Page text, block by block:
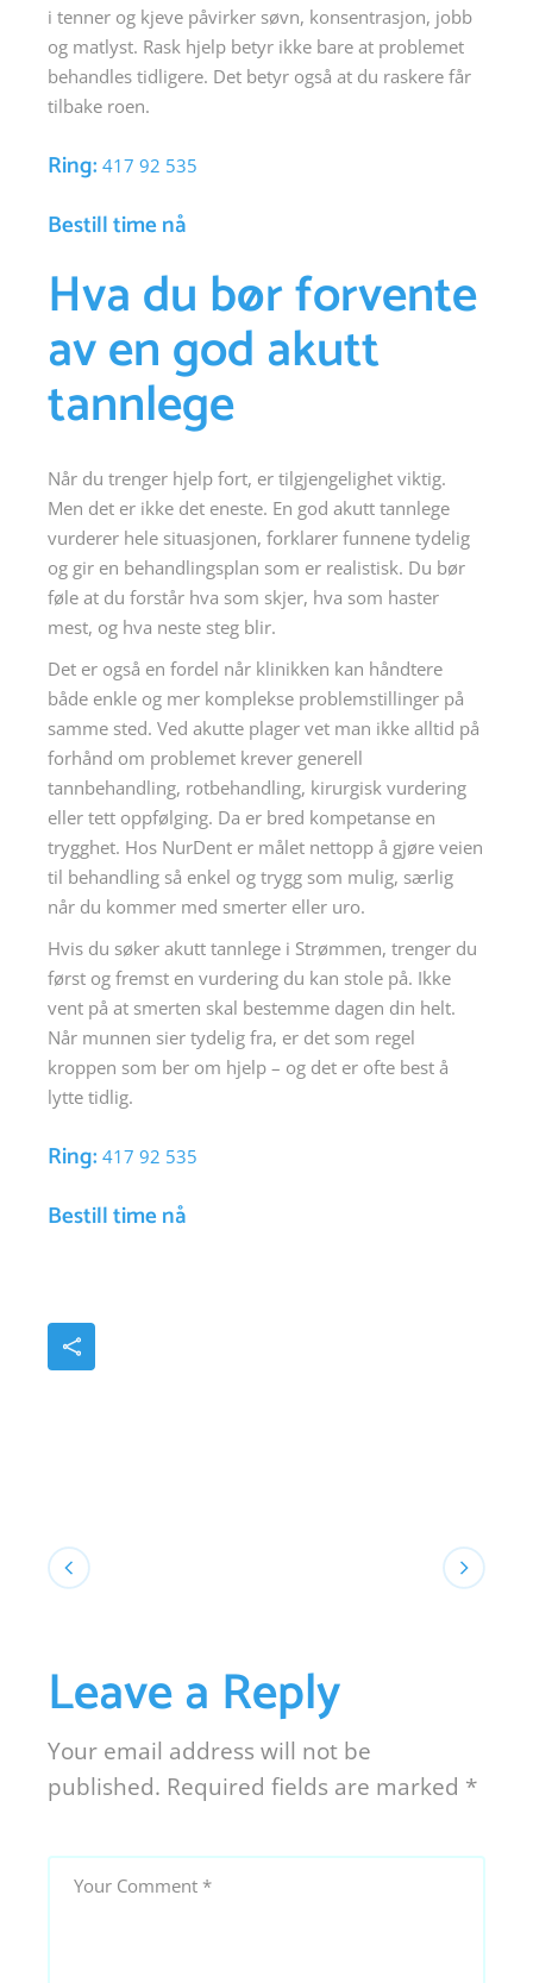
i tenner og kjeve påvirker søvn, konsentrasjon, jobb
og matlyst. Rask hjelp betyr ikke bare at problemet
behandles tidligere. Det betyr også at du raskere får
tilbake roen.
Ring:417 92 535
Bestill time nå
Hva du bør forvente
av en god akutt
tannlege
Når du trenger hjelp fort, er tilgjengelighet viktig.
Men det er ikke det eneste. En god akutt tannlege
vurderer hele situasjonen, forklarer funnene tydelig
og gir en behandlingsplan som er realistisk. Du bør
føle at du forstår hva som skjer, hva som haster
mest, og hva neste steg blir.
Det er også en fordel når klinikken kan håndtere
både enkle og mer komplekse problemstillinger på
samme sted. Ved akutte plager vet man ikke alltid på
forhånd om problemet krever generell
tannbehandling, rotbehandling, kirurgisk vurdering
eller tett oppfølging. Da er bred kompetanse en
trygghet. Hos NurDent er målet nettopp å gjøre veien
til behandling så enkel og trygg som mulig, særlig
når du kommer med smerter eller uro.
Hvis du søker akutt tannlege i Strømmen, trenger du
først og fremst en vurdering du kan stole på. Ikke
vent på at smerten skal bestemme dagen din helt.
Når munnen sier tydelig fra, er det som regel
kroppen som ber om hjelp – og det er ofte best å
lytte tidlig.
Ring:417 92 535
Bestill time nå
Leave a Reply
Your email address will not be
published. Required fields are marked *